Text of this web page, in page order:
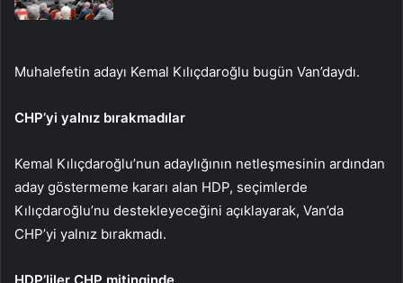
Muhalefetin adayı Kemal Kılıçdaroğlu bugün Van’daydı.
CHP’yi yalnız bırakmadılar
Kemal Kılıçdaroğlu’nun adaylığının netleşmesinin ardından
aday göstermeme kararı alan HDP, seçimlerde
Kılıçdaroğlu’nu destekleyeceğini açıklayarak, Van’da
CHP’yi yalnız bırakmadı.
HDP’liler CHP mitinginde